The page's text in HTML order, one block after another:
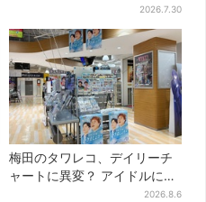
2026.7.30
梅田のタワレコ、デイリーチ
ャートに異変？ アイドルに混
じり“マユリカ”が1位に…お笑
2026.8.6